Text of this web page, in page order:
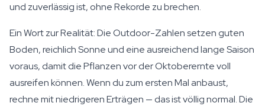
und zuverlässig ist, ohne Rekorde zu brechen.
Ein Wort zur Realität: Die Outdoor-Zahlen setzen guten
Boden, reichlich Sonne und eine ausreichend lange Saison
voraus, damit die Pflanzen vor der Oktoberernte voll
ausreifen können. Wenn du zum ersten Mal anbaust,
rechne mit niedrigeren Erträgen — das ist völlig normal. Die